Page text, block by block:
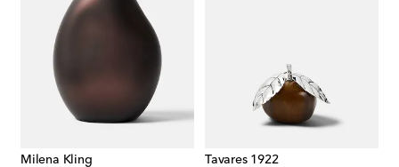
Milena Kling
Tavares 1922